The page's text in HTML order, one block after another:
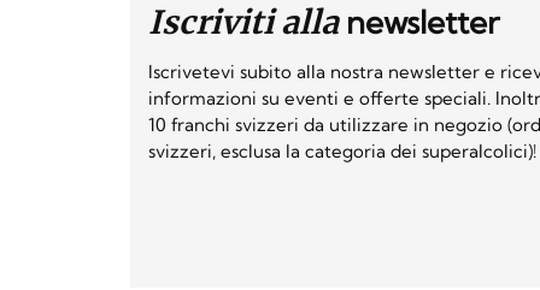
Iscriviti allanewsletter
Iscrivetevi subito alla nostra newsletter e
informazioni su eventi e offerte speciali.
10 franchi svizzeri da utilizzare in negozio
svizzeri, esclusa la categoria dei superalcolici)!